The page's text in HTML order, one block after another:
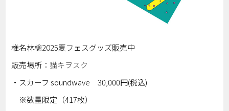
椎名林檎2025夏フェスグッズ販売中
販売場所：猫キヲスク
・スカーフ soundwave 30,000円(税込)
※数量限定（417枚）